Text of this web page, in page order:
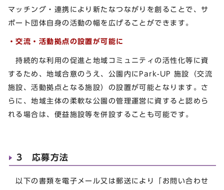
マッチング・連携により新たなつながりを創ることで、サ
ポート団体自身の活動の幅を広げることができます。
・交流・活動拠点の設置が可能に
持続的な利用の促進と地域コミュニティの活性化等に資
するため、地域合意のうえ、公園内にPark-UP 施設（交流
施設、活動拠点となる施設）の設置が可能となります。さ
らに、地域主体の柔軟な公園の管理運営に資すると認めら
れる場合は、便益施設等を併設することも可能です。
3 応募方法
以下の書類を電子メール又は郵送により「お問い合わせ